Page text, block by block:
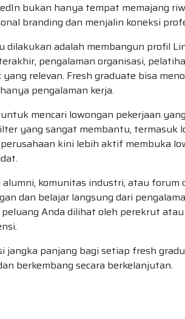
bukan hanya tempat memajang
branding dan menjalin koneksi
dilakukan adalah membangun profil
pengalaman organisasi,
relevan. Fresh graduate bisa
pengalaman kerja.
mencari lowongan pekerjaan
yang sangat membantu, termasuk
kini lebih aktif membuka
komunitas industri, atau
dan belajar langsung dari
Anda dilihat oleh perekrut
jangka panjang bagi setiap fresh
berkembang secara berkelanjutan.